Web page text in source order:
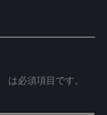
は必須項目です。